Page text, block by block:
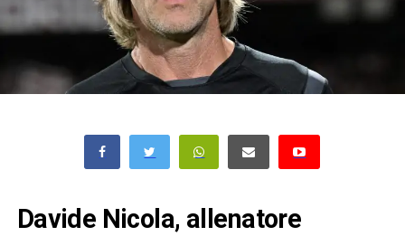
Davide Nicola, allenatore